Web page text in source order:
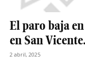
El paro baja
en San
2 abril, 2025